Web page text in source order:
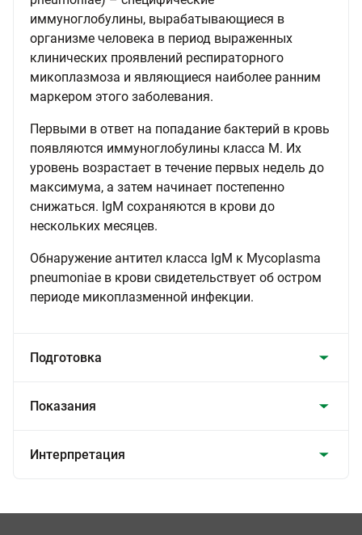
иммуноглобулины, вырабатывающиеся в
организме человека в период выраженных
клинических проявлений респираторного
микоплазмоза и являющиеся наиболее ранним
маркером этого заболевания.
Первыми в ответ на попадание бактерий в кровь
появляются иммуноглобулины класса M. Их
уровень возрастает в течение первых недель до
максимума, а затем начинает постепенно
снижаться. IgM сохраняются в крови до
нескольких месяцев.
Обнаружение антител класса IgМ к Mycoplasma
pneumoniae в крови свидетельствует об остром
периоде микоплазменной инфекции.
Подготовка
Показания
Интерпретация